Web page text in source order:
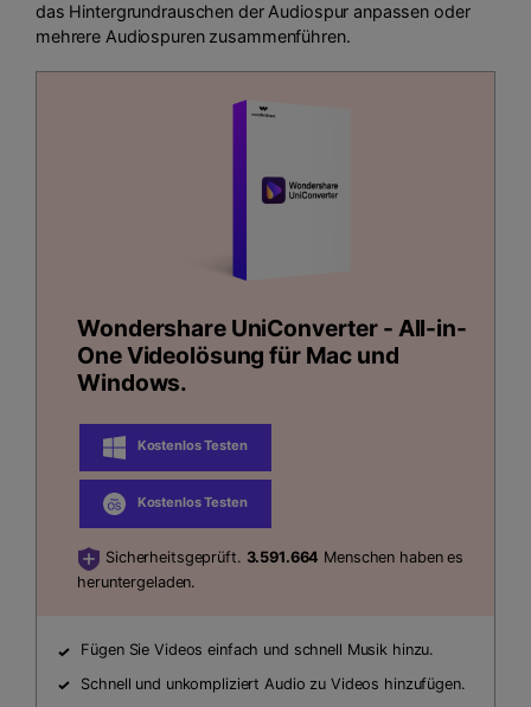
das Hintergrundrauschen der Audiospur anpassen oder
mehrere Audiospuren zusammenführen.
Wondershare UniConverter - All-in-
One Videolösung für Mac und
Windows.
Kostenlos Testen
Kostenlos Testen
Sicherheitsgeprüft. 3.591.664 Menschen haben es
heruntergeladen.
Fügen Sie Videos einfach und schnell Musik hinzu.
Schnell und unkompliziert Audio zu Videos hinzufügen.